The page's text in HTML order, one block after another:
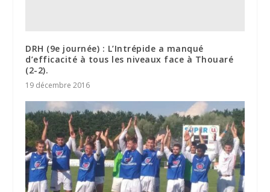
DRH (9e journée) : L’Intrépide a manqué
d’efficacité à tous les niveaux face à Thouaré
(2-2).
19 décembre 2016